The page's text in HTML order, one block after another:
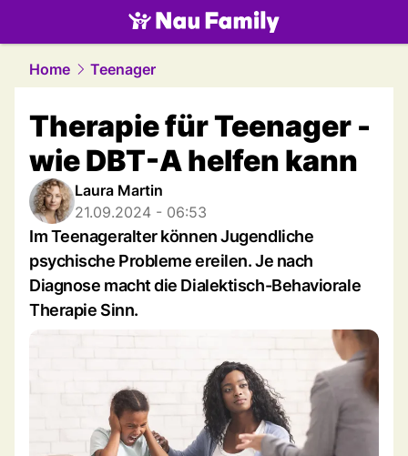
family.NAU.ch
Home Teenager
Therapie für Teenager -
wie DBT-A helfen kann
Laura Martin
21.09.2024 - 06:53
Im Teenageralter können Jugendliche
psychische Probleme ereilen. Je nach
Diagnose macht die Dialektisch-Behaviorale
Therapie Sinn.